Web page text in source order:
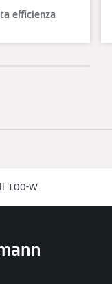
efficienza
100-W